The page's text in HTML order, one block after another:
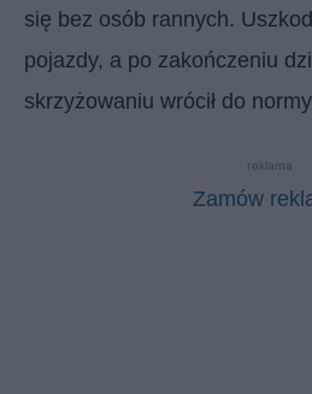
się bez osób rannych.
pojazdy, a po zakończeniu
skrzyżowaniu wrócił do
reklama
Zamów